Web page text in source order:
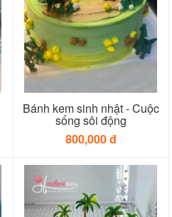
Bánh kem sinh nhật - Cuộc
sống sôi động
800,000 đ